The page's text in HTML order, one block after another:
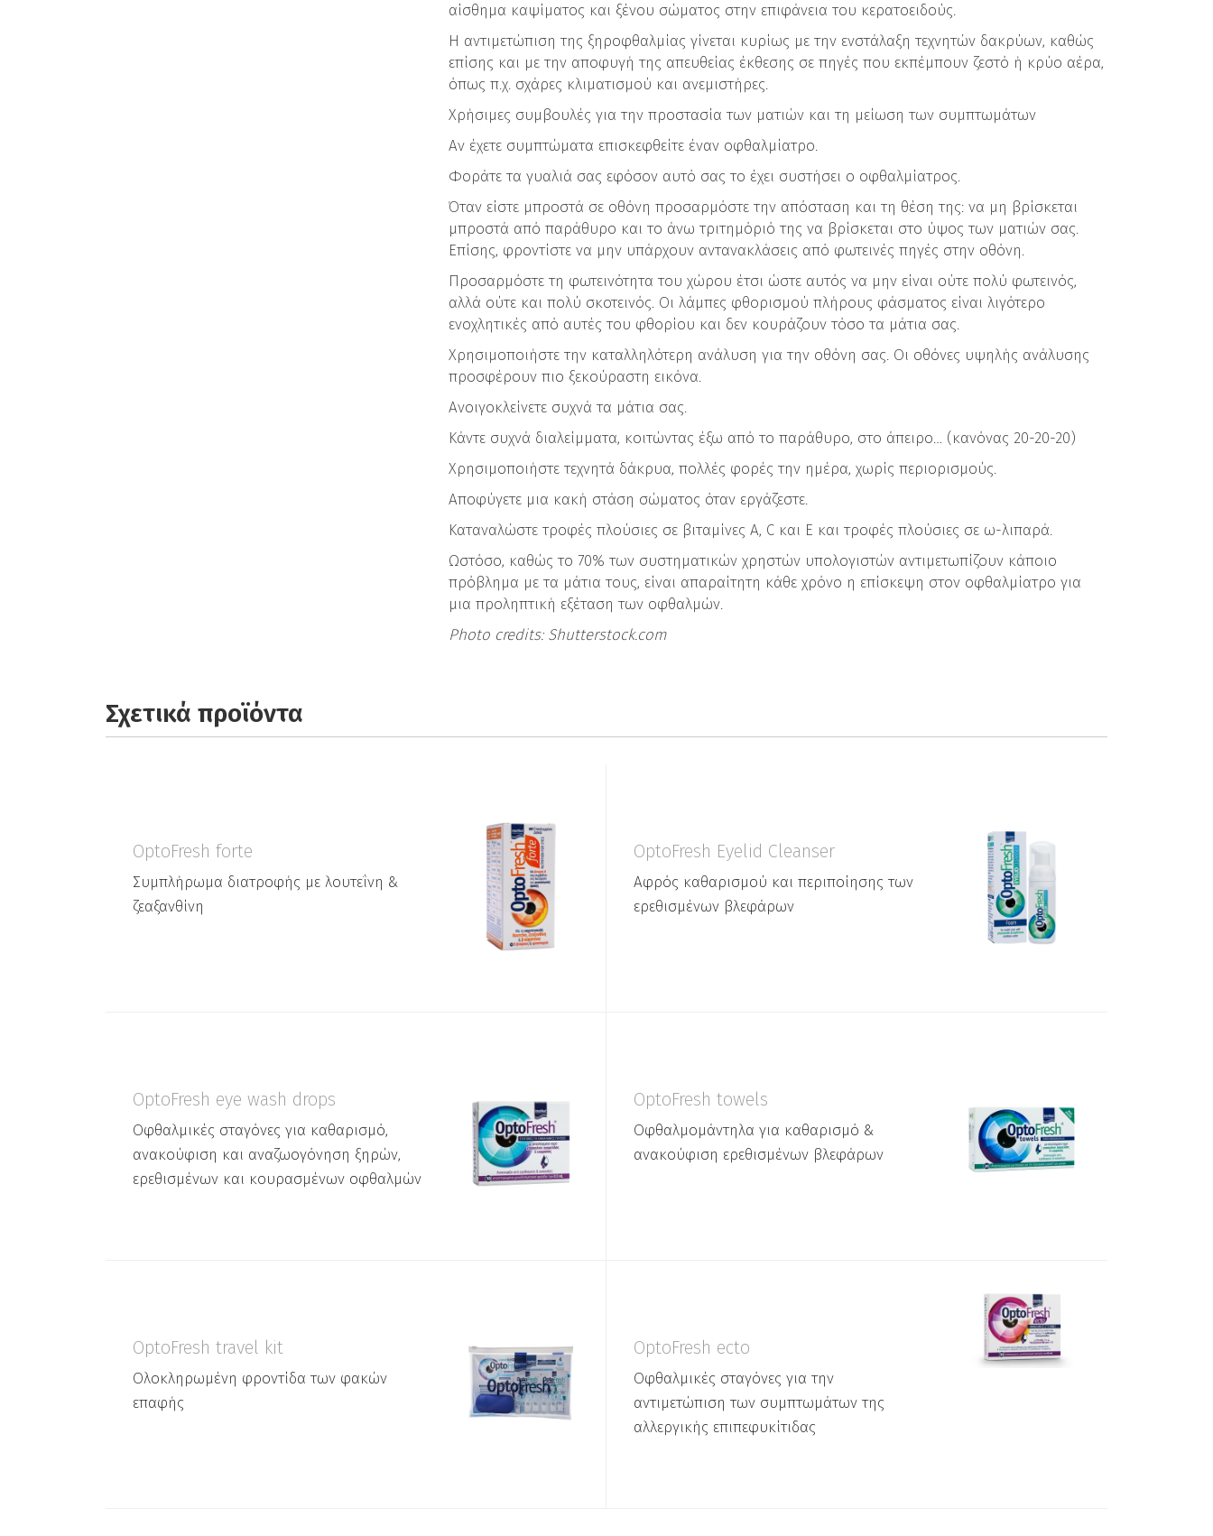
αίσθημα καψίματος και ξένου σώματος στην επιφάνεια του κερατοειδούς.
Η αντιμετώπιση της ξηροφθαλμίας γίνεται κυρίως με την ενστάλαξη τεχνητών δακρύων, καθώς
επίσης και με την αποφυγή της απευθείας έκθεσης σε πηγές που εκπέμπουν ζεστό ή κρύο αέρα,
όπως π.χ. σχάρες κλιματισμού και ανεμιστήρες.
Χρήσιμες συμβουλές για την προστασία των ματιών και τη μείωση των συμπτωμάτων
Αν έχετε συμπτώματα επισκεφθείτε έναν οφθαλμίατρο.
Φοράτε τα γυαλιά σας εφόσον αυτό σας το έχει συστήσει ο οφθαλμίατρος.
Όταν είστε μπροστά σε οθόνη προσαρμόστε την απόσταση και τη θέση της: να μη βρίσκεται
μπροστά από παράθυρο και το άνω τριτημόριό της να βρίσκεται στο ύψος των ματιών σας.
Επίσης, φροντίστε να μην υπάρχουν αντανακλάσεις από φωτεινές πηγές στην οθόνη.
Προσαρμόστε τη φωτεινότητα του χώρου έτσι ώστε αυτός να μην είναι ούτε πολύ φωτεινός,
αλλά ούτε και πολύ σκοτεινός. Οι λάμπες φθορισμού πλήρους φάσματος είναι λιγότερο
ενοχλητικές από αυτές του φθορίου και δεν κουράζουν τόσο τα μάτια σας.
Χρησιμοποιήστε την καταλληλότερη ανάλυση για την οθόνη σας. Οι οθόνες υψηλής ανάλυσης
προσφέρουν πιο ξεκούραστη εικόνα.
Ανοιγοκλείνετε συχνά τα μάτια σας.
Κάντε συχνά διαλείμματα, κοιτώντας έξω από το παράθυρο, στο άπειρο… (κανόνας 20-20-20)
Χρησιμοποιήστε τεχνητά δάκρυα, πολλές φορές την ημέρα, χωρίς περιορισμούς.
Αποφύγετε μια κακή στάση σώματος όταν εργάζεστε.
Καταναλώστε τροφές πλούσιες σε βιταμίνες Α, C και E και τροφές πλούσιες σε ω-λιπαρά.
Ωστόσο, καθώς το 70% των συστηματικών χρηστών υπολογιστών αντιμετωπίζουν κάποιο
πρόβλημα με τα μάτια τους, είναι απαραίτητη κάθε χρόνο η επίσκεψη στον οφθαλμίατρο για
μια προληπτική εξέταση των οφθαλμών.
Photo credits: Shutterstock.com
Σχετικά προϊόντα
OptoFresh forte
Συμπλήρωμα διατροφής με λουτεΐνη &
ζεαξανθίνη
OptoFresh Eyelid Cleanser
Αφρός καθαρισμού και περιποίησης των
ερεθισμένων βλεφάρων
OptoFresh eye wash drops
Οφθαλμικές σταγόνες για καθαρισμό,
ανακούφιση και αναζωογόνηση ξηρών,
ερεθισμένων και κουρασμένων οφθαλμών
OptoFresh towels
Οφθαλμομάντηλα για καθαρισμό &
ανακούφιση ερεθισμένων βλεφάρων
OptoFresh travel kit
Ολοκληρωμένη φροντίδα των φακών
επαφής
OptoFresh ecto
Οφθαλμικές σταγόνες για την
αντιμετώπιση των συμπτωμάτων της
αλλεργικής επιπεφυκίτιδας